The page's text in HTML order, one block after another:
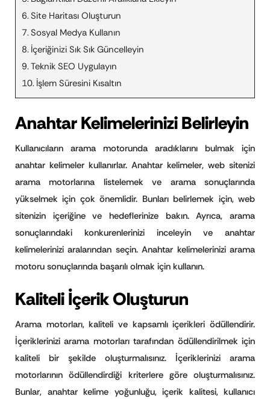
Site Haritası Oluşturun
Sosyal Medya Kullanın
İçeriğinizi Sık Sık Güncelleyin
Teknik SEO Uygulayın
İşlem Süresini Kısaltın
Anahtar Kelimelerinizi Belirleyin
Kullanıcıların arama motorunda aradıklarını bulmak için
anahtar kelimeler kullanırlar. Anahtar kelimeler, web sitenizi
arama motorlarına listelemek ve arama sonuçlarında
yükselmek için çok önemlidir. Bunları belirlemek için, web
sitenizin içeriğine ve hedeflerinize bakın. Ayrıca, arama
sonuçlarındaki konkurenlerinizi inceleyin ve anahtar
kelimelerinizi aralarından seçin. Anahtar kelimelerinizi arama
motoru sonuçlarında başarılı olmak için kullanın.
Kaliteli İçerik Oluşturun
Arama motorları, kaliteli ve kapsamlı içerikleri ödüllendirir.
İçeriklerinizi arama motorları tarafından ödüllendirilmek için
kaliteli bir şekilde oluşturmalısınız. İçeriklerinizi arama
motorlarının ödüllendirdiği kriterlere göre oluşturmalısınız.
Bunlar, anahtar kelime yoğunluğu, içerik kalitesi, kullanıcı